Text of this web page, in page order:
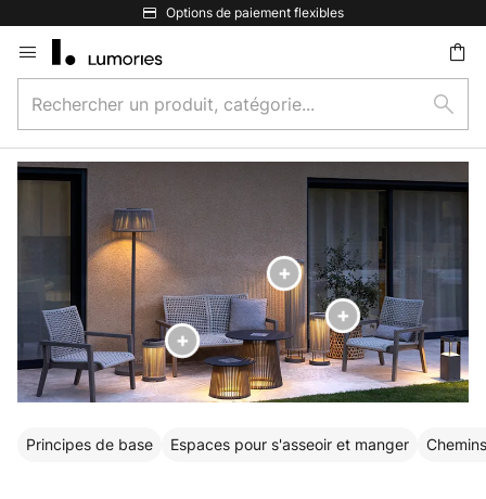
Options de paiement flexibles
Allez
au
contenu
un
produit,
catégorie...
Principes de base Espaces pour s'asseoir et manger